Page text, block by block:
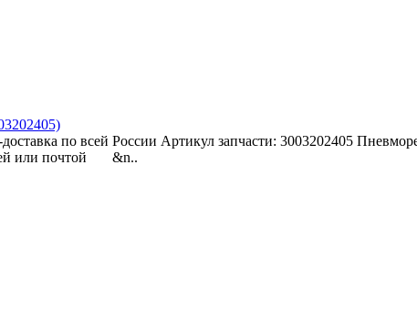
по всей России Артикул запчасти: 3003202405
или почтой &n..